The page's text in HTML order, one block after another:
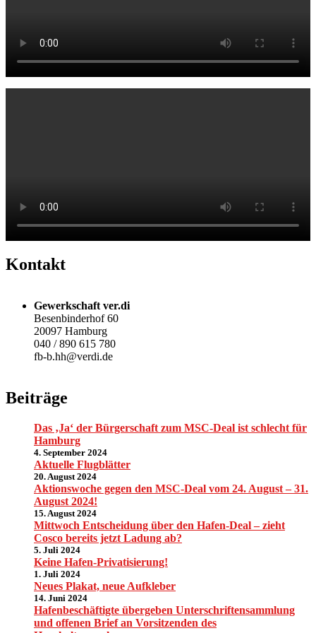
Kontakt
Gewerkschaft ver.di
Besenbinderhof 60
20097 Hamburg
040 / 890 615 780
fb-b.hh@verdi.de
Beiträge
Das ‚Ja‘ der Bürgerschaft zum MSC-Deal ist schlecht für
Hamburg
4. September 2024
Aktuelle Flugblätter
20. August 2024
Aktionswoche gegen den MSC-Deal vom 24. August – 31.
August 2024!
15. August 2024
Mittwoch Entscheidung über den Hafen-Deal – zieht
Cosco bereits jetzt Ladung ab?
5. Juli 2024
Keine Hafen-Privatisierung!
1. Juli 2024
Neues Plakat, neue Aufkleber
14. Juni 2024
Hafenbeschäftigte übergeben Unterschriftensammlung
und offenen Brief an Vorsitzenden des